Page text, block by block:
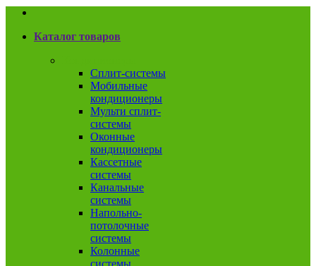
Каталог товаров
Сплит-системы
Мобильные
кондиционеры
Мульти сплит-
системы
Оконные
кондиционеры
Кассетные
системы
Канальные
системы
Напольно-
потолочные
системы
Колонные
системы